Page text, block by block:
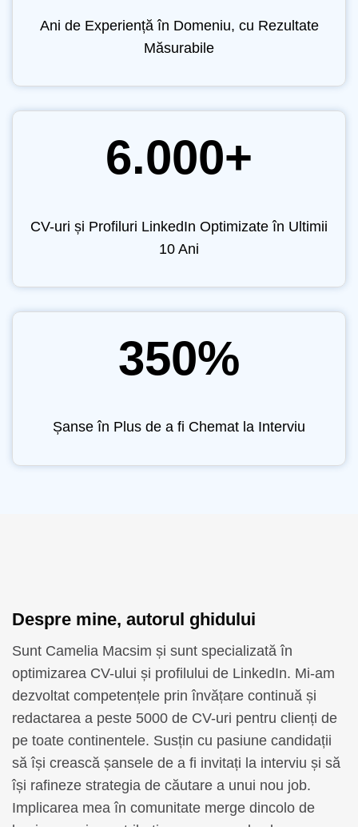
Ani de Experiență în Domeniu, cu Rezultate
Măsurabile
6.000+
CV-uri și Profiluri LinkedIn Optimizate în Ultimii
10 Ani
350%
Șanse în Plus de a fi Chemat la Interviu
Despre mine, autorul ghidului
Sunt Camelia Macsim și sunt specializată în
optimizarea CV-ului și profilului de LinkedIn. Mi-am
dezvoltat competențele prin învățare continuă și
redactarea a peste 5000 de CV-uri pentru clienți de
pe toate continentele. Susțin cu pasiune candidații
să își crească șansele de a fi invitați la interviu și să
își rafineze strategia de căutare a unui nou job.
Implicarea mea în comunitate merge dincolo de